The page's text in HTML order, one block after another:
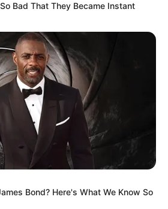
Bad That They Became Instant
Bond? Here's What We Know So